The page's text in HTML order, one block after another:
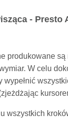
- Presto
produkowane są
W celu
wypełnić
wszystkich